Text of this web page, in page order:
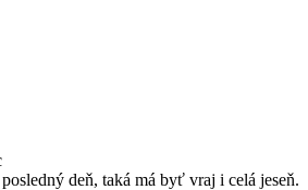
deň, taká má byť vraj i celá jeseň.